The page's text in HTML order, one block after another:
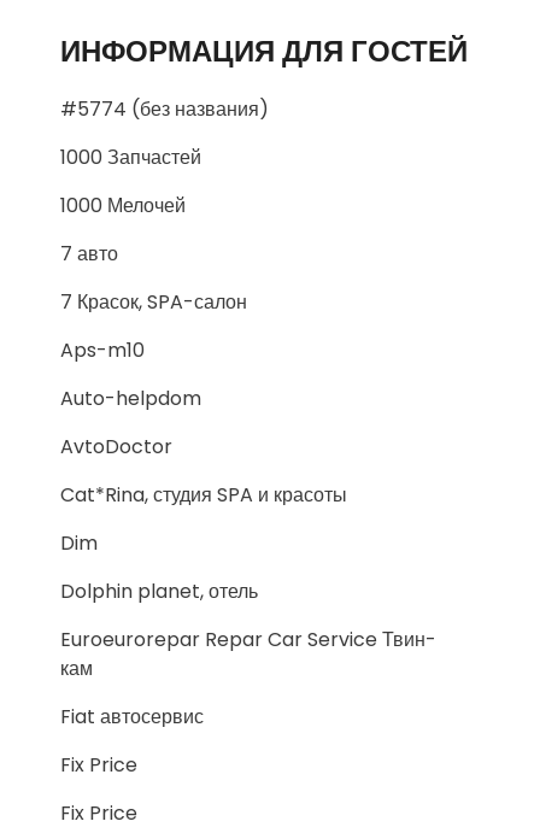
ИНФОРМАЦИЯ ДЛЯ ГОСТЕЙ
#5774 (без названия)
1000 Запчастей
1000 Мелочей
7 авто
7 Красок, SPA-салон
Aps-m10
Auto-helpdom
AvtoDoctor
Cat*Rina, студия SPA и красоты
Dim
Dolphin planet, отель
Euroeurorepar Repar Car Service Твин-
кам
Fiat автосервис
Fix Price
Fix Price